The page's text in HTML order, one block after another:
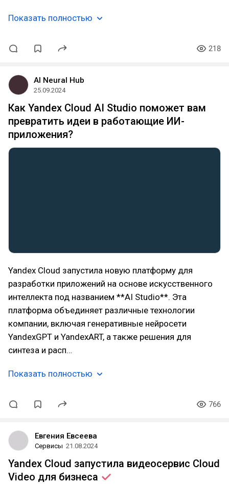
Показать полностью
218
AI Neural Hub
25.09.2024
Как Yandex Cloud AI Studio поможет вам
превратить идеи в работающие ИИ-
приложения?
Yandex Cloud запустила новую платформу для
разработки приложений на основе искусственного
интеллекта под названием **AI Studio**. Эта
платформа объединяет различные технологии
компании, включая генеративные нейросети
YandexGPT и YandexART, а также решения для
синтеза и расп…
Показать полностью
766
Евгения Евсеева
Сервисы 21.08.2024
Yandex Cloud запустила видеосервис Cloud
Video для бизнеса